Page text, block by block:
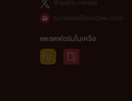
@webtunwalai
tunwalai@ookbee.com
แพลตฟอร์มในเครือ